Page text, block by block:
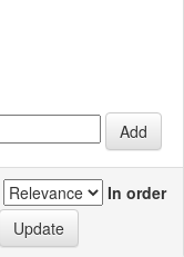
In order